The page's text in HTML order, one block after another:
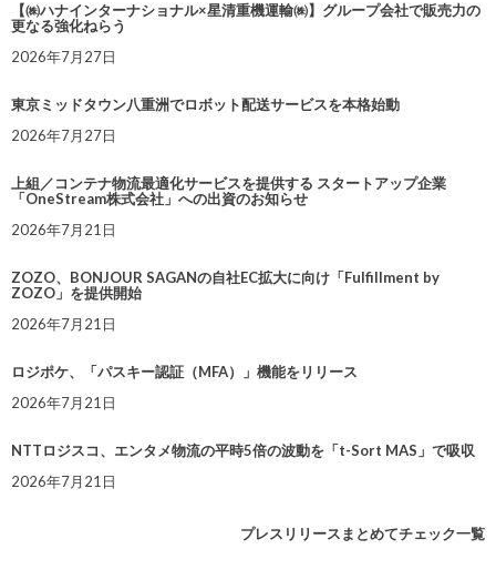
【㈱ハナインターナショナル×星清重機運輸㈱】グループ会社で販売力の
更なる強化ねらう
2026年7月27日
東京ミッドタウン八重洲でロボット配送サービスを本格始動
2026年7月27日
上組／コンテナ物流最適化サービスを提供する スタートアップ企業
「OneStream株式会社」への出資のお知らせ
2026年7月21日
ZOZO、BONJOUR SAGANの自社EC拡大に向け「Fulfillment by
ZOZO」を提供開始
2026年7月21日
ロジポケ、「パスキー認証（MFA）」機能をリリース
2026年7月21日
NTTロジスコ、エンタメ物流の平時5倍の波動を「t-Sort MAS」で吸収
2026年7月21日
プレスリリースまとめてチェック一覧